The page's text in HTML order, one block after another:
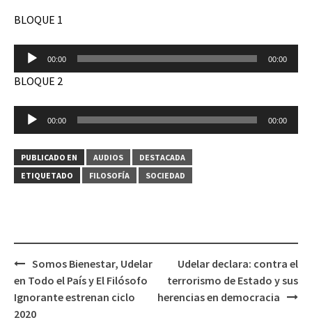
BLOQUE 1
Reproductor
audio
00:00 00:00
BLOQUE 2
Reproductor
audio
00:00 00:00
PUBLICADO EN AUDIOS
DESTACADA
ETIQUETADO
FILOSOFÍA SOCIEDAD
Navegación
de
entradas
Somos Bienestar, Udelar
en Todo el País y El Filósofo
Ignorante estrenan ciclo
2020
Udelar declara: contra el
terrorismo de Estado y sus
herencias en democracia